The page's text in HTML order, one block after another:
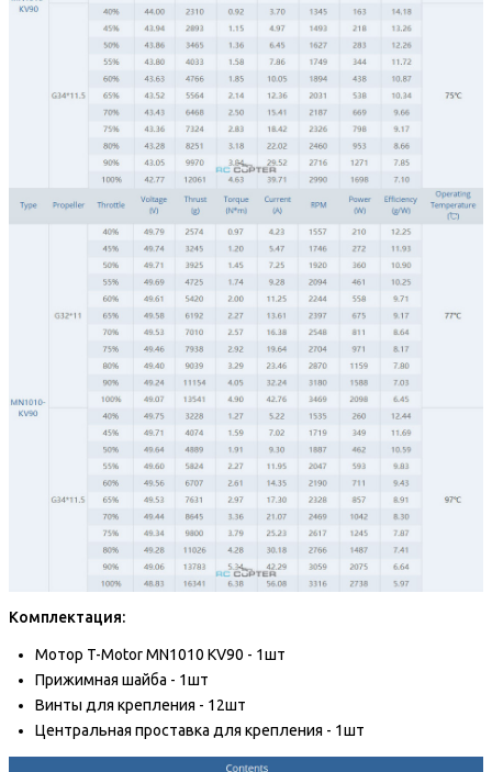
Комплектация:
Мотор T-Motor MN1010 KV90 - 1шт
Прижимная шайба - 1шт
Винты для крепления - 12шт
Центральная проставка для крепления - 1шт